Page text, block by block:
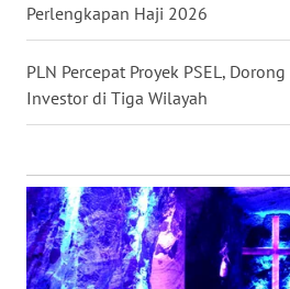
Perlengkapan Haji 2026
PLN Percepat Proyek PSEL,
Investor di Tiga Wilayah
WN
MALUT
WN
DAIRI
WN
DANAU
TOBA